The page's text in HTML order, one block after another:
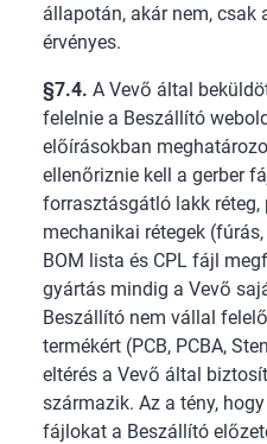
állapotán, akár nem, csak
érvényes.
§7.4. A Vevő által
felelnie a Beszállító
előírásokban
ellenőriznie kell a gerber
forrasztásgátló lakk réteg,
mechanikai rétegek
BOM lista és CPL fájl
gyártás mindig a Vevő
Beszállító nem vállal
termékért (PCB, PCBA,
eltérés a Vevő által
származik. Az a tény,
fájlokat a Beszállító